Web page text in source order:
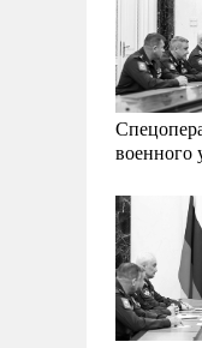
военного